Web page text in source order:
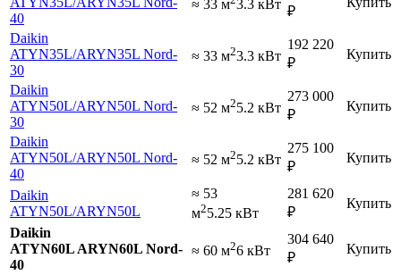
40
≈ 33 м 3.3 кВт ₽
Daikin
ATYN35L/ARYN35L Nord-
30
≈ 33 м23.3 кВт
192 220
₽
Купить
Daikin
ATYN50L/ARYN50L Nord-
30
≈ 52 м25.2 кВт
273 000
₽
Купить
Daikin
ATYN50L/ARYN50L Nord-
40
≈ 52 м25.2 кВт
275 100
₽
Купить
Daikin
ATYN50L/ARYN50L
≈ 53
м25.25 кВт
281 620
₽
Купить
Daikin
ATYN60L ARYN60L Nord-
40
≈ 60 м26 кВт
304 640
₽
Купить